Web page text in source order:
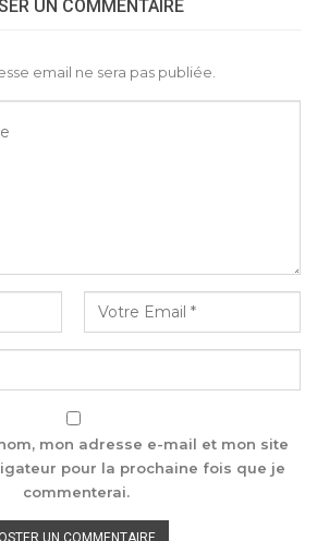
UN COMMENTAIRE
email ne sera pas publiée.
mon adresse e-mail et mon site
pour la prochaine fois que je
commenterai.